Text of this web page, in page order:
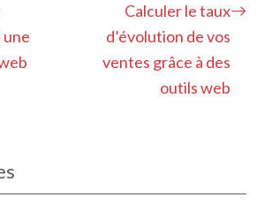
une
Calculer le taux
d’évolution de vos
ventes grâce à des
outils web